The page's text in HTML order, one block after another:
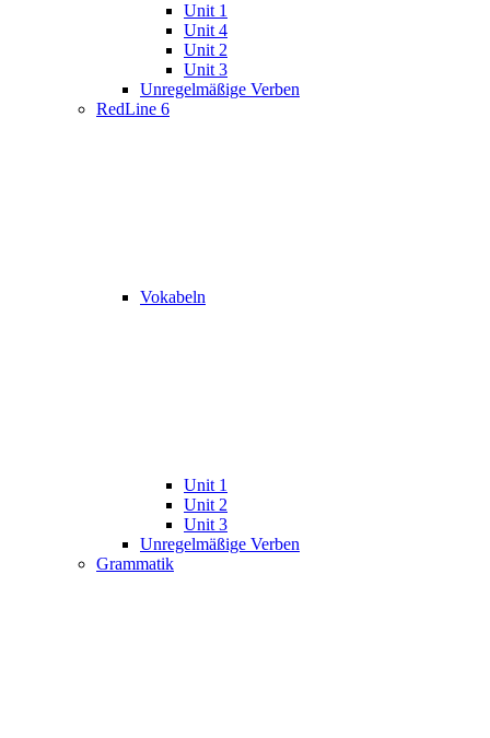
Unit 1
Unit 4
Unit 2
Unit 3
Unregelmäßige Verben
RedLine 6
Vokabeln
Unit 1
Unit 2
Unit 3
Unregelmäßige Verben
Grammatik